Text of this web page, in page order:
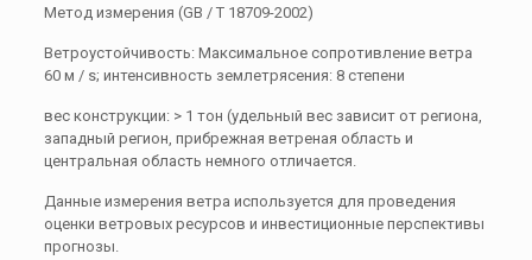
Метод измерения (GB / T 18709-2002)
Ветроустойчивость: Максимальное сопротивление ветра
60 м / s; интенсивность землетрясения: 8 степени
вес конструкции: > 1 тон (удельный вес зависит от региона,
западный регион, прибрежная ветреная область и
центральная область немного отличается.
Данные измерения ветра используется для проведения
оценки ветровых ресурсов и инвестиционные перспективы
прогнозы.